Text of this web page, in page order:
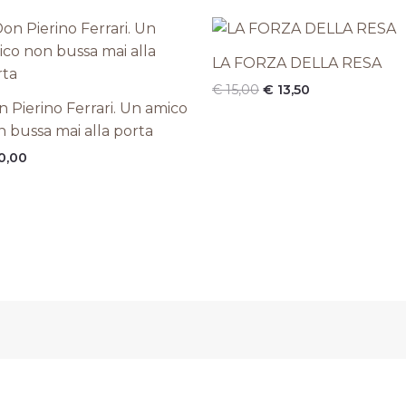
Pierino Ferrari. Un amico
bussa mai alla porta
LA FORZA DELLA RESA
€15,00
Il
originale
era:
€ 15,00.
€ 13,50
Il
attuale
è: